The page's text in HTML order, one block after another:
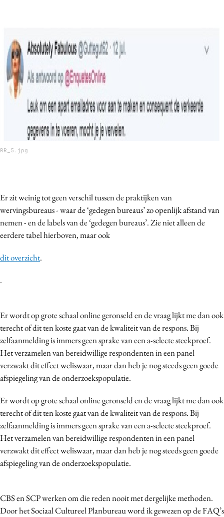
RR_5.jpg
Er zit weinig tot geen verschil tussen de praktijken van
wervingsbureaus - waar de ‘gedegen bureaus’ zo openlijk afstand van
nemen - en de labels van de ‘gedegen bureaus’. Zie niet alleen de
eerdere tabel hierboven, maar ook
dit overzicht.
.
Er wordt op grote schaal online geronseld en de vraag lijkt me dan ook
terecht of dit ten koste gaat van de kwaliteit van de respons. Bij
zelfaanmelding is immers geen sprake van een a-selecte steekproef.
Het verzamelen van bereidwillige respondenten in een panel
verzwakt dit effect weliswaar, maar dan heb je nog steeds geen goede
afspiegeling van de onderzoekspopulatie.
Er wordt op grote schaal online geronseld en de vraag lijkt me dan ook
terecht of dit ten koste gaat van de kwaliteit van de respons. Bij
zelfaanmelding is immers geen sprake van een a-selecte steekproef.
Het verzamelen van bereidwillige respondenten in een panel
verzwakt dit effect weliswaar, maar dan heb je nog steeds geen goede
afspiegeling van de onderzoekspopulatie.
CBS en SCP werken om die reden nooit met dergelijke methoden.
Door het Sociaal Cultureel Planbureau word ik gewezen op de FAQ’s